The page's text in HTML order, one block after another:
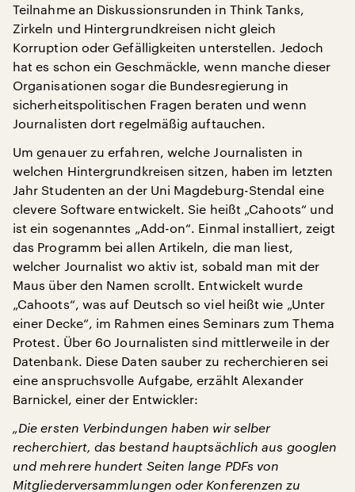
Teilnahme an Diskussionsrunden in Think Tanks,
Zirkeln und Hintergrundkreisen nicht gleich
Korruption oder Gefälligkeiten unterstellen. Jedoch
hat es schon ein Geschmäckle, wenn manche dieser
Organisationen sogar die Bundesregierung in
sicherheitspolitischen Fragen beraten und wenn
Journalisten dort regelmäßig auftauchen.
Um genauer zu erfahren, welche Journalisten in
welchen Hintergrundkreisen sitzen, haben im letzten
Jahr Studenten an der Uni Magdeburg-Stendal eine
clevere Software entwickelt. Sie heißt „Cahoots“ und
ist ein sogenanntes „Add-on“. Einmal installiert, zeigt
das Programm bei allen Artikeln, die man liest,
welcher Journalist wo aktiv ist, sobald man mit der
Maus über den Namen scrollt. Entwickelt wurde
„Cahoots“, was auf Deutsch so viel heißt wie „Unter
einer Decke“, im Rahmen eines Seminars zum Thema
Protest. Über 60 Journalisten sind mittlerweile in der
Datenbank. Diese Daten sauber zu recherchieren sei
eine anspruchsvolle Aufgabe, erzählt Alexander
Barnickel, einer der Entwickler:
„Die ersten Verbindungen haben wir selber
recherchiert, das bestand hauptsächlich aus googlen
und mehrere hundert Seiten lange PDFs von
Mitgliederversammlungen oder Konferenzen zu